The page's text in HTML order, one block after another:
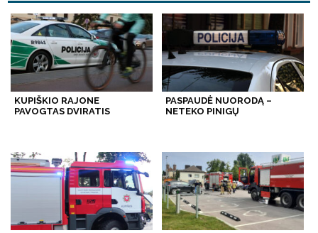
KUPIŠKIO RAJONE
PAVOGTAS DVIRATIS
PASPAUDĖ NUORODĄ –
NETEKO PINIGŲ